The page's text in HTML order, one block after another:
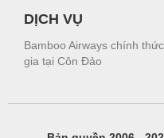
DỊCH VỤ
Bamboo Airways chính
gia tại Côn Đảo